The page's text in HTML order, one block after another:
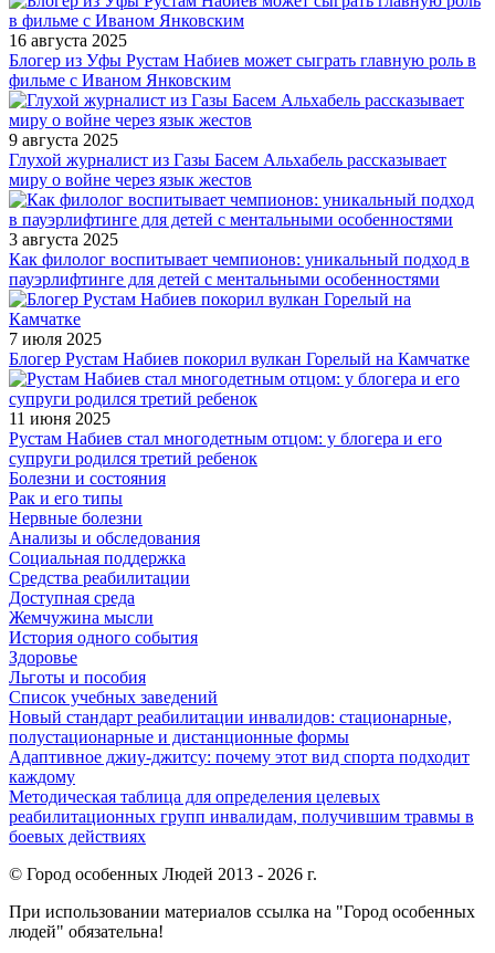
16 августа 2025
Блогер из Уфы Рустам Набиев может сыграть главную роль в
фильме с Иваном Янковским
9 августа 2025
Глухой журналист из Газы Басем Альхабель рассказывает
миру о войне через язык жестов
3 августа 2025
Как филолог воспитывает чемпионов: уникальный подход в
пауэрлифтинге для детей с ментальными особенностями
7 июля 2025
Блогер Рустам Набиев покорил вулкан Горелый на Камчатке
11 июня 2025
Рустам Набиев стал многодетным отцом: у блогера и его
супруги родился третий ребенок
Болезни и состояния
Рак и его типы
Нервные болезни
Анализы и обследования
Социальная поддержка
Средства реабилитации
Доступная среда
Жемчужина мысли
История одного события
Здоровье
Льготы и пособия
Список учебных заведений
Новый стандарт реабилитации инвалидов: стационарные,
полустационарные и дистанционные формы
Адаптивное джиу-джитсу: почему этот вид спорта подходит
каждому
Методическая таблица для определения целевых
реабилитационных групп инвалидам, получившим травмы в
боевых действиях
© Город особенных Людей 2013 - 2026 г.
При использовании материалов ссылка на "Город особенных
людей" обязательна!